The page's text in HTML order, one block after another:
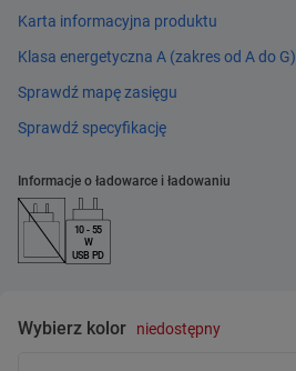
Karta informacyjna produktu
Klasa energetyczna A (zakres od A do G)
Sprawdź mapę zasięgu
Sprawdź specyfikację
Informacje o ładowarce i ładowaniu
10 - 55
W
USB PD
Wybierz kolor niedostępny